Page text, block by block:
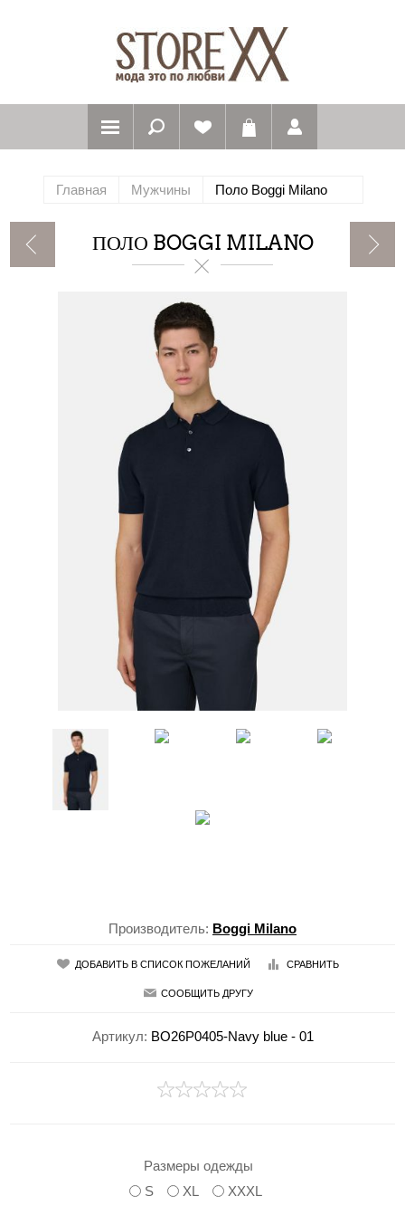
Главная Мужчины Поло Boggi Milano
ПОЛО BOGGI MILANO
Производитель: Boggi Milano
ДОБАВИТЬ В СПИСОК ПОЖЕЛАНИЙ СРАВНИТЬ
СООБЩИТЬ ДРУГУ
Артикул: BO26P0405-Navy blue - 01
Размеры одежды
S
XL XXXL